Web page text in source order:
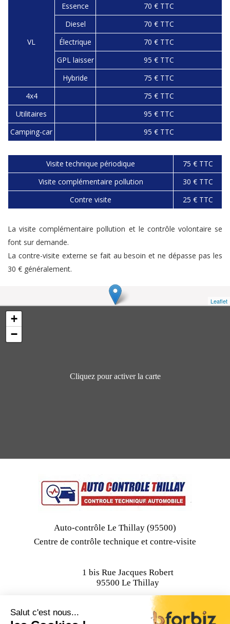
VL
Essence
70 € TTC
Diesel
70 € TTC
Électrique
70 € TTC
GPL laisser
95 € TTC
Hybride
75 € TTC
4x4
75 € TTC
Utilitaires
95 € TTC
Camping-car
95 € TTC
Visite technique périodique
75 € TTC
Visite complémentaire pollution
30 € TTC
Contre visite
25 € TTC
La visite complémentaire pollution et le contrôle volontaire se
font sur demande.
La contre-visite externe se fait au besoin et ne dépasse pas les
30 € généralement.
Cliquez pour activer la carte
+
−
Leaflet
Auto-contrôle Le Thillay (95500)
Centre de contrôle technique et contre-visite
1 bis Rue Jacques Robert
95500 Le Thillay
Plan du site Mentions Légales